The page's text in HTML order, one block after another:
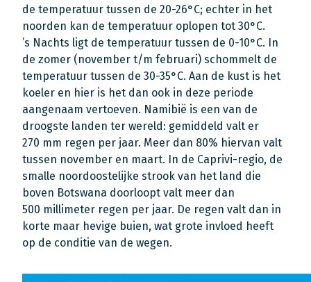
de temperatuur tussen de 20-26°C; echter in het
noorden kan de temperatuur oplopen tot 30°C.
’s Nachts ligt de temperatuur tussen de 0-10°C. In
de zomer (november t/m februari) schommelt de
temperatuur tussen de 30-35°C. Aan de kust is het
koeler en hier is het dan ook in deze periode
aangenaam vertoeven. Namibië is een van de
droogste landen ter wereld: gemiddeld valt er
270 mm regen per jaar. Meer dan 80% hiervan valt
tussen november en maart. In de Caprivi-regio, de
smalle noordoostelijke strook van het land die
boven Botswana doorloopt valt meer dan
500 millimeter regen per jaar. De regen valt dan in
korte maar hevige buien, wat grote invloed heeft
op de conditie van de wegen.